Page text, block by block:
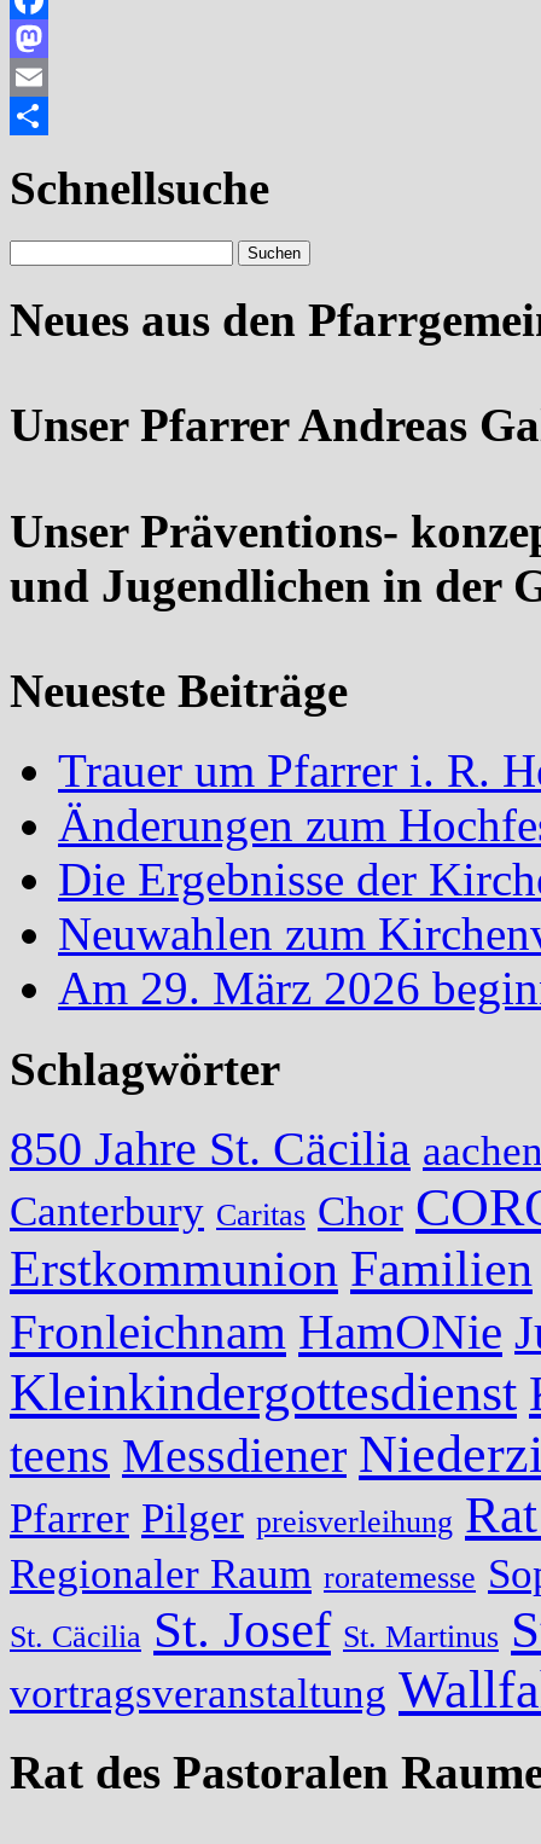
Facebook
Mastodon
Email
Schnellsuche
Neues aus den
Unser Pfarrer Andreas
Unser Präventions-
und Jugendlichen in der
Neueste Beiträge
Trauer um Pfarrer i. R.
Änderungen zum
Die Ergebnisse der
Neuwahlen zum
Am 29. März 2026
Schlagwörter
850 Jahre St. Cäcilia
Canterbury Caritas Chor
Erstkommunion Familien
Fronleichnam HamONie
Kleinkindergottesdienst
teens Messdiener
Pfarrer Pilger preisverleihung
Regionaler Raum roratemesse
St. Cäcilia St. Josef St. Martinus
vortragsveranstaltung
Rat des Pastoralen